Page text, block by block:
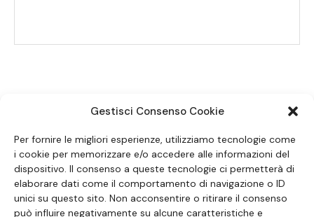
Gestisci Consenso Cookie
Per fornire le migliori esperienze, utilizziamo tecnologie come
i cookie per memorizzare e/o accedere alle informazioni del
dispositivo. Il consenso a queste tecnologie ci permetterà di
elaborare dati come il comportamento di navigazione o ID
unici su questo sito. Non acconsentire o ritirare il consenso
può influire negativamente su alcune caratteristiche e
SEGUICI SUI SOCIAL